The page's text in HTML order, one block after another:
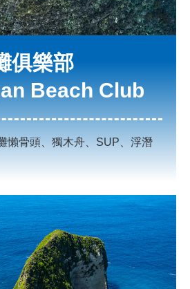
俱樂部
Beach Club
懶骨頭、獨木舟、SUP、浮潛